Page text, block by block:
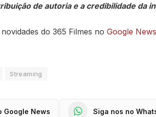
de autoria e a credibilidade da
do 365 Filmes no Google News
Streaming
Google News Siga nos no